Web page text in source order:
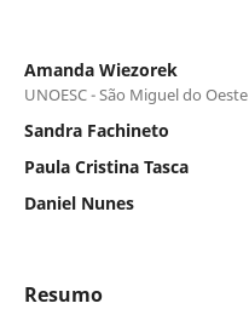
Amanda Wiezorek
UNOESC - São Miguel do Oeste
Sandra Fachineto
Paula Cristina Tasca
Daniel Nunes
Resumo